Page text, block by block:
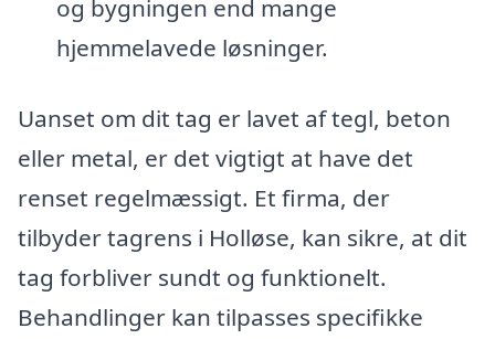
og bygningen end mange
hjemmelavede løsninger.
Uanset om dit tag er lavet af tegl, beton
eller metal, er det vigtigt at have det
renset regelmæssigt. Et firma, der
tilbyder tagrens i Holløse, kan sikre, at dit
tag forbliver sundt og funktionelt.
Behandlinger kan tilpasses specifikke